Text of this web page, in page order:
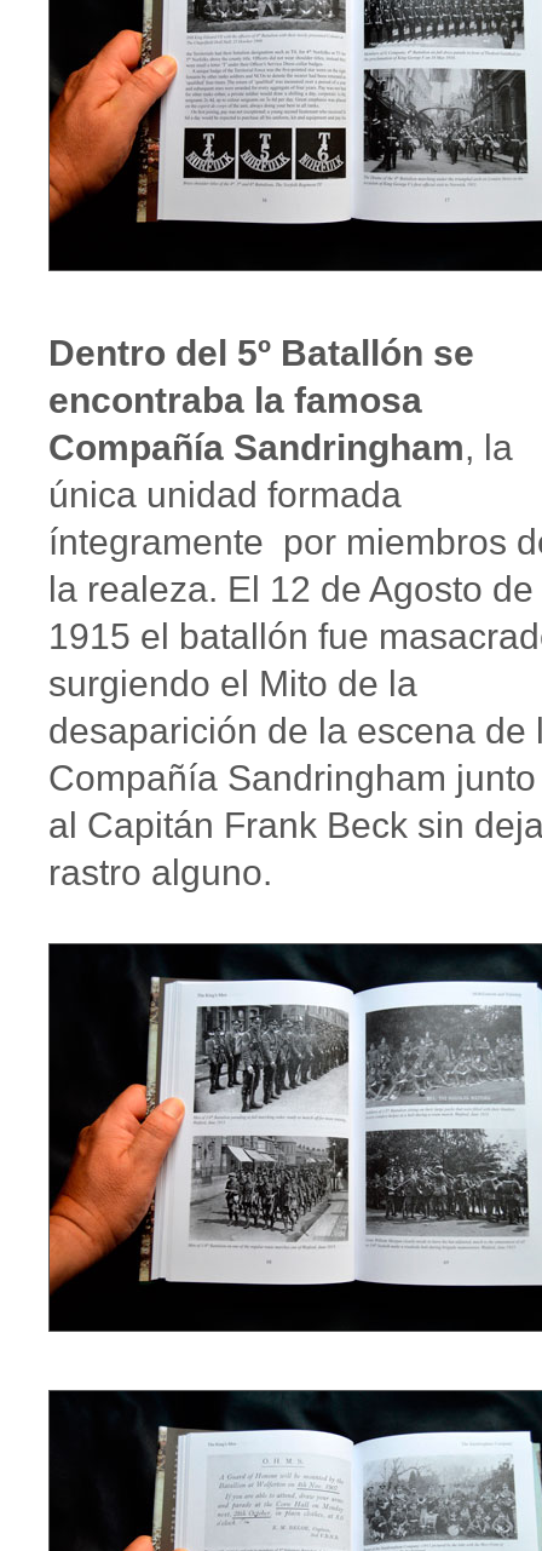
Dentro del 5º Batallón se
encontraba la famosa
Compañía Sandringham, la
única unidad formada
íntegramente por miembros
la realeza. El 12 de Agosto de
1915 el batallón fue
surgiendo el Mito de la
desaparición de la escena de
Compañía Sandringham junto
al Capitán Frank Beck sin
rastro alguno.